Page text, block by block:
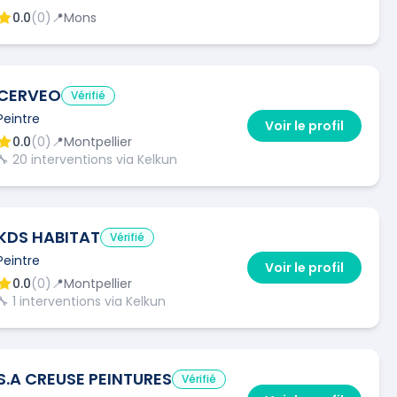
0.0(0) 📍Mons
Vérifié
0.0(0) 📍Montpellier
20 interventions via Kelkun
Voir le profil
HABITAT Vérifié
0.0(0) 📍Montpellier
1 interventions via Kelkun
Voir le profil
CREUSE PEINTURES Vérifié